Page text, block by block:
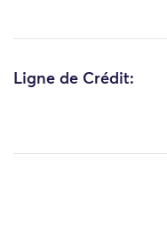
Ligne de Crédit: